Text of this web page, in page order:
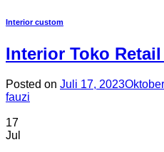
Interior custom
Interior Toko
Posted on Juli 17, 2023
fauzi
17
Jul